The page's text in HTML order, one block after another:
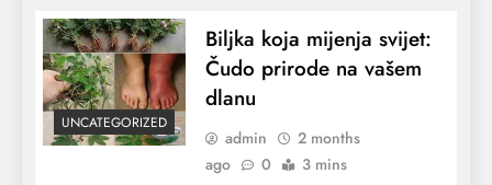
UNCATEGORIZED
Biljka koja mijenja svijet:
Čudo prirode na vašem
dlanu
admin
2 months
ago
0 3 mins